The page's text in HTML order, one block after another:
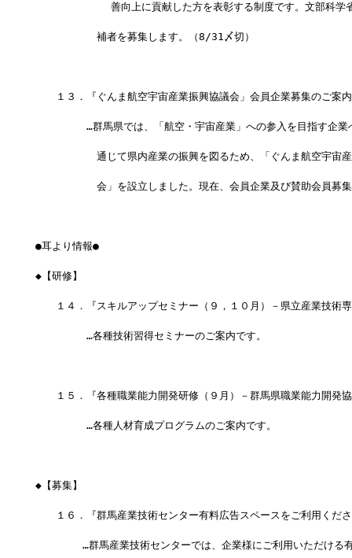
善向上に貢献した方を表彰する制度です。文部科学
補者を募集します。（8/31〆切）
１３．『ぐんま航空宇宙産業振興協議会」会員企業募集のご案
…群馬県では、「航空・宇宙産業」への参入を目指す企業
通じて県内産業の振興を図るため、「ぐんま航空宇宙産
会」を設立しました。現在、会員企業及び賛助会員募集
●耳より情報●
◆【研修】
１４．『スキルアップセミナー（９，１０月）－県立産業技術
…各種技術習得セミナーのご案内です。
１５．『各種職業能力開発研修（９月）－群馬県職業能力開発
…各種人材育成プログラムのご案内です。
◆【募集】
１６．『群馬産業技術センター有料広告スペースをご利用くだ
…群馬産業技術センターでは、企業様にご利用いただける有